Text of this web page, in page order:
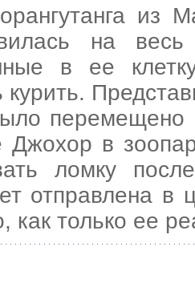
из
на
в ее
перемещено
в
ломку
отправлена в
как только ее